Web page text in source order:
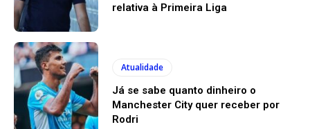
relativa à Primeira Liga
Atualidade
Já se sabe quanto dinheiro o
Manchester City quer receber por
Rodri